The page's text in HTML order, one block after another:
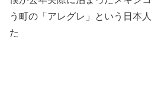
う町の「アレグレ」という日本
た